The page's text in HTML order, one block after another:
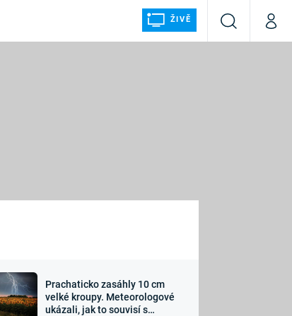
ŽIVĚ
VyhledáváníMůj
Sledujte nás
Prachaticko zasáhly 10 cm
velké kroupy. Meteorologové
ukázali, jak to souvisí s